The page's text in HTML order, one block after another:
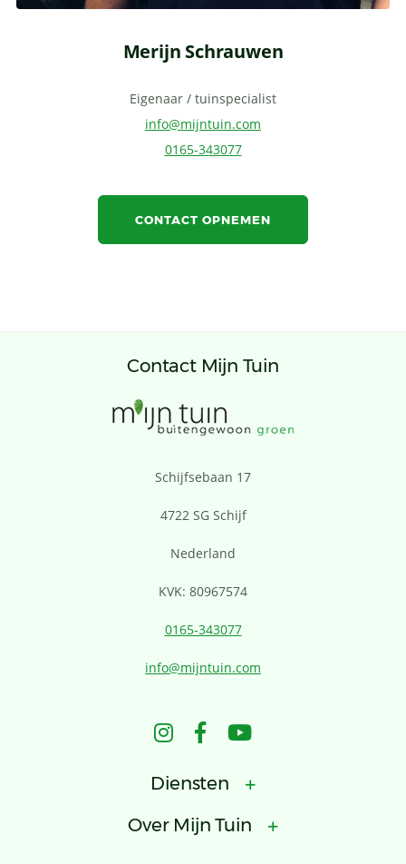
Merijn Schrauwen
Eigenaar / tuinspecialist
info@mijntuin.com
0165-343077
CONTACT OPNEMEN
Contact Mijn Tuin
Schijfsebaan 17
4722 SG Schijf
Nederland
KVK: 80967574
0165-343077
info@mijntuin.com
Diensten
Tuinontwerp
Over Mijn Tuin